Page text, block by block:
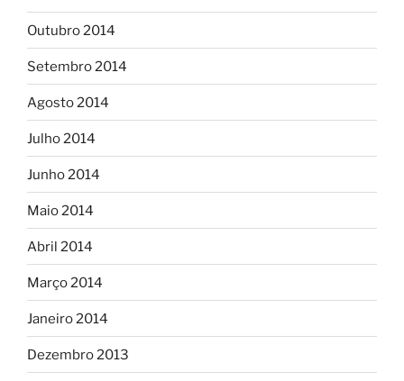
Outubro 2014
Setembro 2014
Agosto 2014
Julho 2014
Junho 2014
Maio 2014
Abril 2014
Março 2014
Janeiro 2014
Dezembro 2013